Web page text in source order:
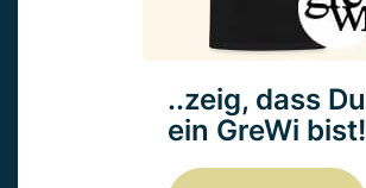
..zeig, dass Du
ein GreWi bist!